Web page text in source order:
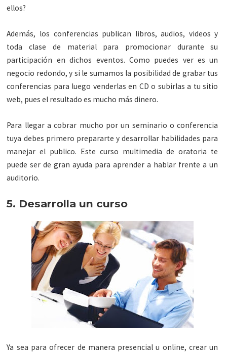
ellos?
Además, los conferencias publican libros, audios, videos y
toda clase de material para promocionar durante su
participación en dichos eventos. Como puedes ver es un
negocio redondo, y si le sumamos la posibilidad de grabar tus
conferencias para luego venderlas en CD o subirlas a tu sitio
web, pues el resultado es mucho más dinero.
Para llegar a cobrar mucho por un seminario o conferencia
tuya debes primero prepararte y desarrollar habilidades para
manejar el publico. Este curso multimedia de oratoria te
puede ser de gran ayuda para aprender a hablar frente a un
auditorio.
5. Desarrolla un curso
Ya sea para ofrecer de manera presencial u online, crear un